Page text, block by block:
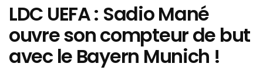
LDC UEFA : Sadio Mané
ouvre son compteur de but
avec le Bayern Munich !